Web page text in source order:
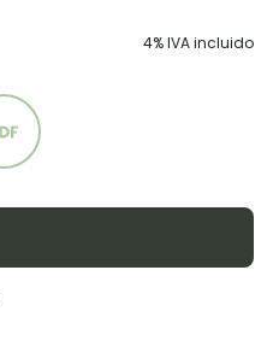
4% IVA incluido